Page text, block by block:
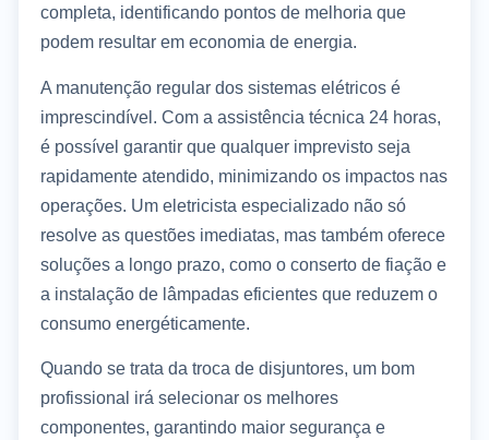
completa, identificando pontos de melhoria que
podem resultar em economia de energia.
A manutenção regular dos sistemas elétricos é
imprescindível. Com a assistência técnica 24 horas,
é possível garantir que qualquer imprevisto seja
rapidamente atendido, minimizando os impactos nas
operações. Um eletricista especializado não só
resolve as questões imediatas, mas também oferece
soluções a longo prazo, como o conserto de fiação e
a instalação de lâmpadas eficientes que reduzem o
consumo energéticamente.
Quando se trata da troca de disjuntores, um bom
profissional irá selecionar os melhores
componentes, garantindo maior segurança e